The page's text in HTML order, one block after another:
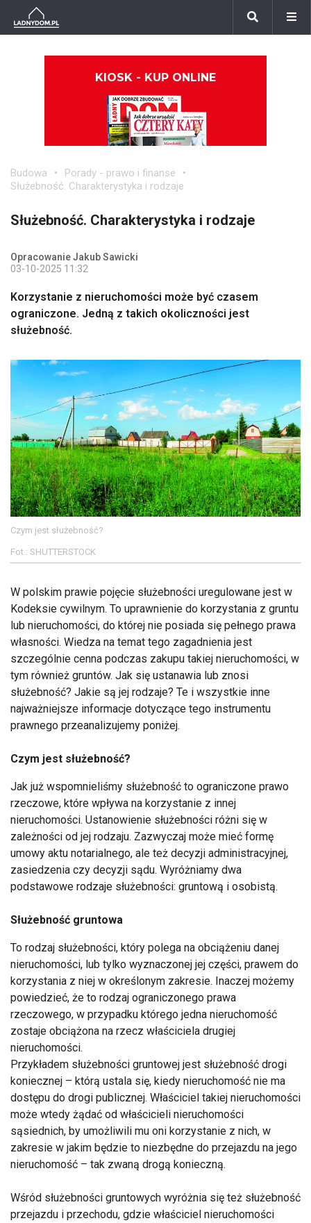
KIOSK - KUP ONLINE
Budowa
Porady - prawo i finanse
Służebność. Charakterystyka i rodzaje
Służebność. Charakterystyka i rodzaje
Opracowanie Jakub Sawicki
03-10-2025 11:32
Korzystanie z nieruchomości może być czasem
ograniczone. Jedną z takich okoliczności jest
służebność.
Czym jest służebność?
Fot.: SHUTTERSTOCK
W polskim prawie pojęcie służebności uregulowane jest w
Kodeksie cywilnym. To uprawnienie do korzystania z gruntu
lub nieruchomości, do której nie posiada się pełnego prawa
własności. Wiedza na temat tego zagadnienia jest
szczególnie cenna podczas zakupu takiej nieruchomości, w
tym również gruntów. Jak się ustanawia lub znosi
służebność? Jakie są jej rodzaje? Te i wszystkie inne
najważniejsze informacje dotyczące tego instrumentu
prawnego przeanalizujemy poniżej.
Czym jest służebność?
Jak już wspomnieliśmy służebność to ograniczone prawo
rzeczowe, które wpływa na korzystanie z innej
nieruchomości. Ustanowienie służebności różni się w
zależności od jej rodzaju. Zazwyczaj może mieć formę
umowy aktu notarialnego, ale też decyzji administracyjnej,
zasiedzenia czy decyzji sądu. Wyróżniamy dwa
podstawowe rodzaje służebności: gruntową i osobistą.
Służebność gruntowa
To rodzaj służebności, który polega na obciążeniu danej
nieruchomości, lub tylko wyznaczonej jej części, prawem do
korzystania z niej w określonym zakresie. Inaczej możemy
powiedzieć, że to rodzaj ograniczonego prawa
rzeczowego, w przypadku którego jedna nieruchomość
zostaje obciążona na rzecz właściciela drugiej
nieruchomości.
Przykładem służebności gruntowej jest służebność drogi
koniecznej – którą ustala się, kiedy nieruchomość nie ma
dostępu do drogi publicznej. Właściciel takiej nieruchomości
może wtedy żądać od właścicieli nieruchomości
sąsiednich, by umożliwili mu oni korzystanie z nich, w
zakresie w jakim będzie to niezbędne do przejazdu na jego
nieruchomość – tak zwaną drogą konieczną.
Wśród służebności gruntowych wyróżnia się też służebność
przejazdu i przechodu, gdzie właściciel nieruchomości